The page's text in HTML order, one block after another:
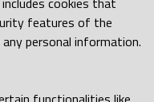
features of the
personal information.